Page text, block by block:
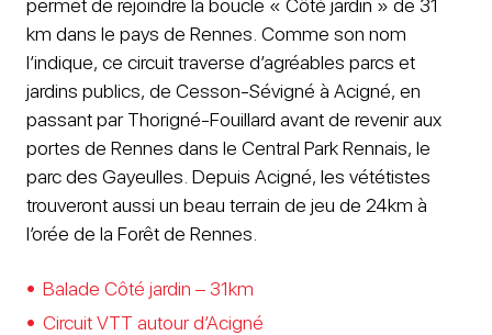
km dans le pays de Rennes. Comme son nom
l’indique, ce circuit traverse d’agréables parcs et
jardins publics, de Cesson-Sévigné à Acigné, en
passant par Thorigné-Fouillard avant de revenir aux
portes de Rennes dans le Central Park Rennais, le
parc des Gayeulles. Depuis Acigné, les vététistes
trouveront aussi un beau terrain de jeu de 24km à
l’orée de la Forêt de Rennes.
Balade Côté jardin – 31km
Circuit VTT autour d’Acigné